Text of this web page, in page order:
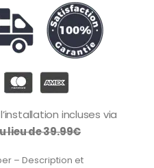
incluses via
lieu de 39.99€
– Description et